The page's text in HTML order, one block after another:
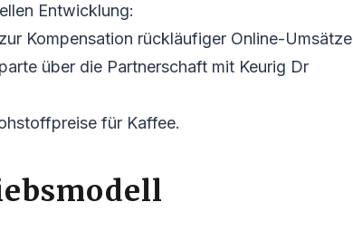
Entwicklung:
Kompensation rückläufiger Online-
über die Partnerschaft mit Keurig Dr
für Kaffee.